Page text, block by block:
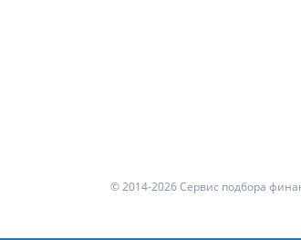
© 2014-2026 Сервис подбора